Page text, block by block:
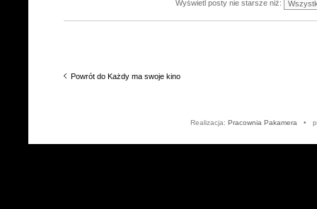
Wyświetl posty nie starsze niż:
Powrót do Każdy ma swoje kino
Realizacja: Pracownia Pakamera •